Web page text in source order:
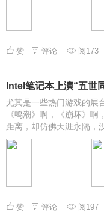
赞 评论 阅173
Intel笔记本上演“五世
尤其是一些热门游戏的展
《鸣潮》啊，《崩坏》
距离，却仿佛天涯永隔，
赞 评论 阅197